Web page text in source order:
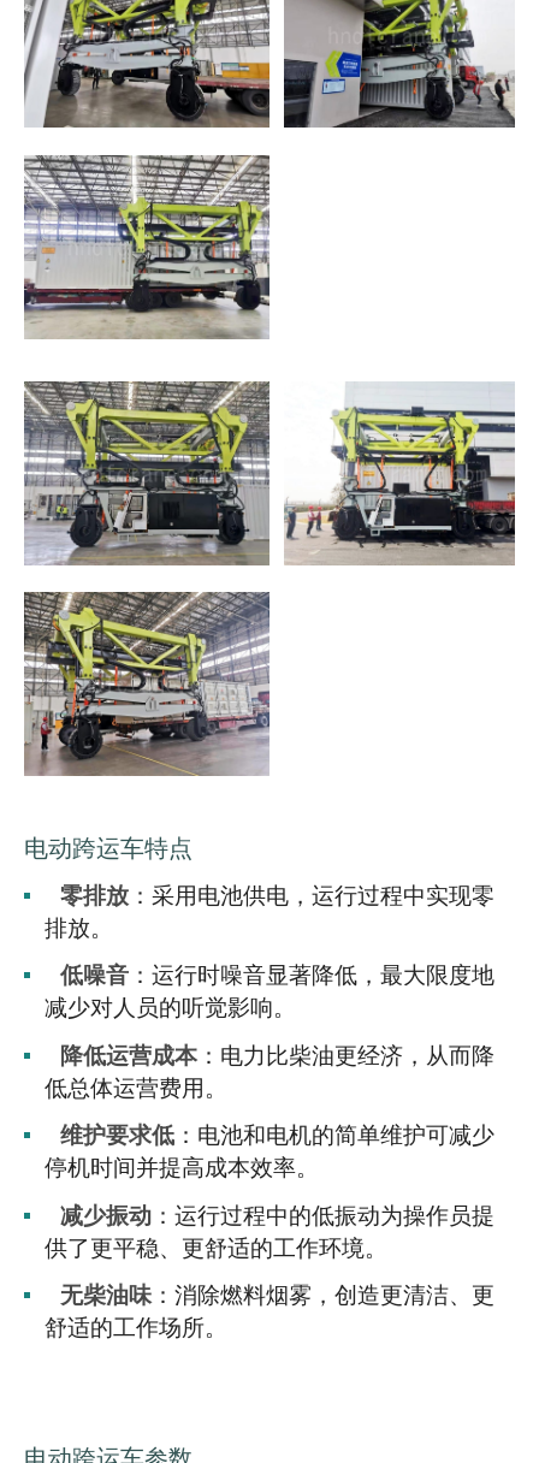
电动跨运车特点
零排放：采用电池供电，运行过程中实现零
排放。
低噪音：运行时噪音显著降低，最大限度地
减少对人员的听觉影响。
降低运营成本：电力比柴油更经济，从而降
低总体运营费用。
维护要求低：电池和电机的简单维护可减少
停机时间并提高成本效率。
减少振动：运行过程中的低振动为操作员提
供了更平稳、更舒适的工作环境。
无柴油味：消除燃料烟雾，创造更清洁、更
舒适的工作场所。